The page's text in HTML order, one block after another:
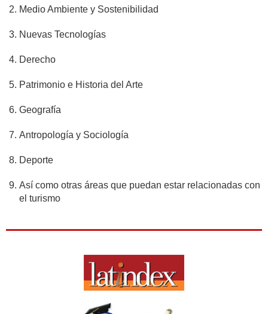
Medio Ambiente y Sostenibilidad
Nuevas Tecnologías
Derecho
Patrimonio e Historia del Arte
Geografía
Antropología y Sociología
Deporte
Así como otras áreas que puedan estar relacionadas con
el turismo